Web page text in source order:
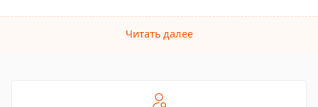
Читать далее